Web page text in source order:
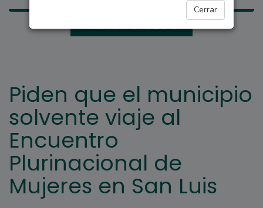
Cerrar
ARROYO SECO
Piden que el municipio
solvente viaje al
Encuentro
Plurinacional de
Mujeres en San Luis